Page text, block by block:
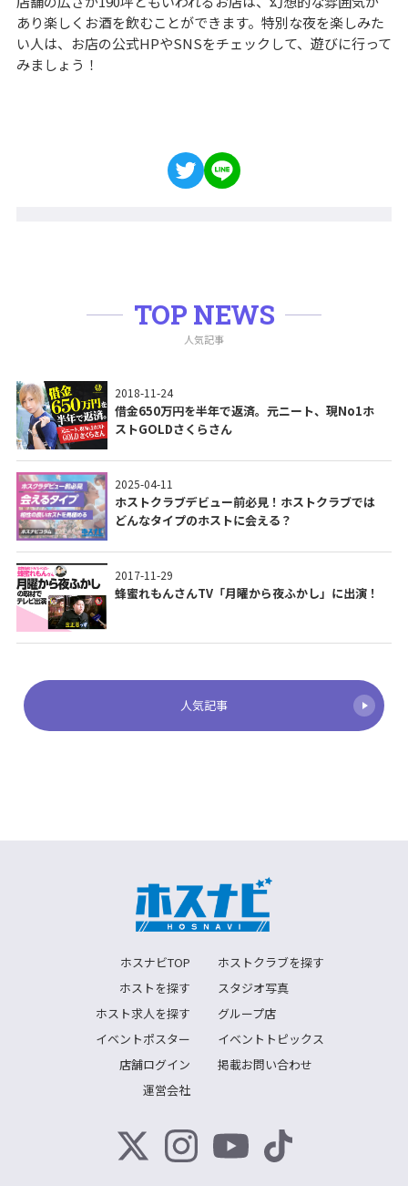
あり楽しくお酒を飲むことができます。特別な夜を楽しみた
い人は、お店の公式HPやSNSをチェックして、遊びに行って
みましょう！
TOP NEWS
人気記事
2018-11-24
借金650万円を半年で返済。元ニート、現No1ホ
ストGOLDさくらさん
2025-04-11
ホストクラブデビュー前必見！ホストクラブでは
どんなタイプのホストに会える？
2017-11-29
蜂蜜れもんさんTV「月曜から夜ふかし」に出演！
人気記事
ホスナビTOP
ホストクラブを探す
ホストを探す
スタジオ写真
ホスト求人を探す
グループ店
イベントポスター
イベントトピックス
店舗ログイン
掲載お問い合わせ
運営会社